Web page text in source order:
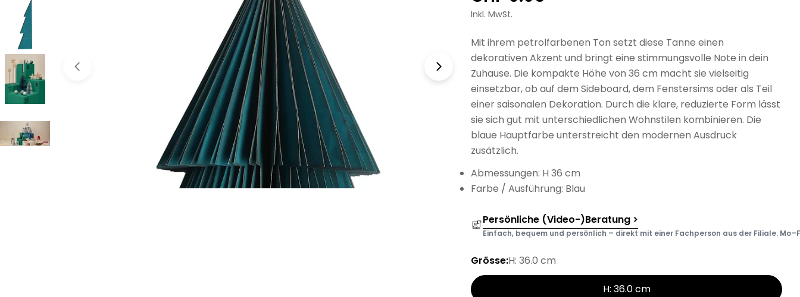
Preis
Inkl. MwSt.
Mit ihrem petrolfarbenen Ton setzt diese Tanne einen
dekorativen Akzent und bringt eine stimmungsvolle Note in dein
Zuhause. Die kompakte Höhe von 36 cm macht sie vielseitig
einsetzbar, ob auf dem Sideboard, dem Fenstersims oder als Teil
einer saisonalen Dekoration. Durch die klare, reduzierte Form lässt
sie sich gut mit unterschiedlichen Wohnstilen kombinieren. Die
blaue Hauptfarbe unterstreicht den modernen Ausdruck
zusätzlich.
Abmessungen: H 36 cm
Farbe / Ausführung: Blau
Persönliche (Video-)Beratung >
Einfach, bequem und persönlich – direkt mit einer Fachperson aus der Filiale. Mo–Fr
Grösse:H: 36.0 cm
H: 36.0 cm